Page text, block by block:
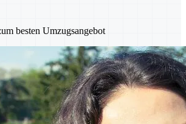
besten Umzugsangebot